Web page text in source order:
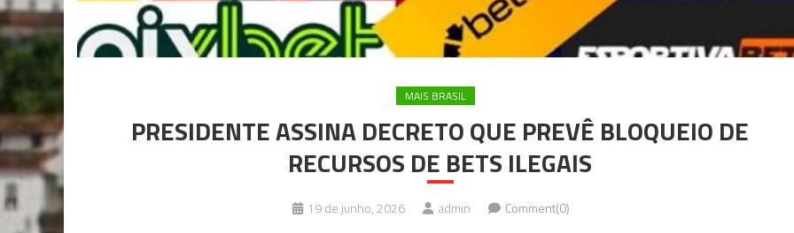
MAIS BRASIL
PRESIDENTE ASSINA DECRETO QUE PREVÊ BLOQUEIO DE
RECURSOS DE BETS ILEGAIS
19 de junho, 2026 admin Comment(0)